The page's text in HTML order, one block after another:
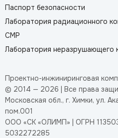
Паспорт безопасности
Лаборатория радиационного
СМР
Лаборатория неразрушающего
Проектно-инжиниринговая
© 2014 — 2026 | Все права
Московская обл., г. Химки, ул.
пом.001
ООО «СК «ОЛИМП» | ОГРН
5032272285